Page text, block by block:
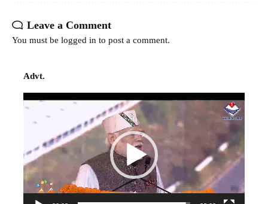
Leave a Comment
You must be logged in to post a comment.
Advt.
Video